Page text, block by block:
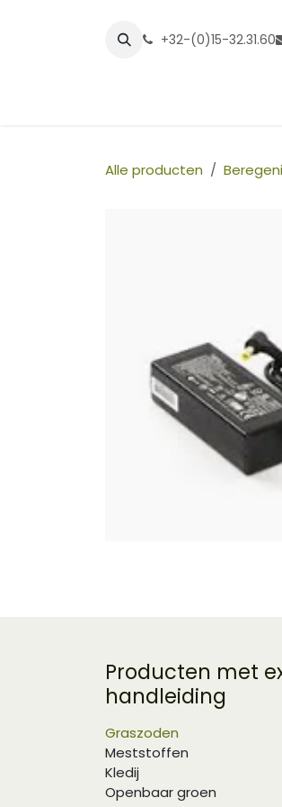
+32-(0)15-32.31.60
Alle producten
Producten met
handleiding
Graszoden
Meststoffen
Kledij
Openbaar groen